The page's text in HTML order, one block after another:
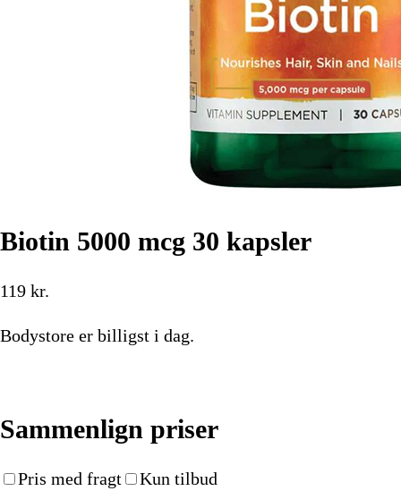
Biotin 5000 mcg 30 kapsler
119 kr.
Bodystore er billigst i dag.
Sammenlign priser
Pris med fragt Kun tilbud